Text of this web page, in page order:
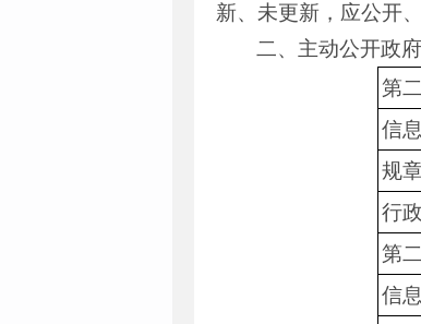
新、未更新，应公开
二、主动公开政
第
信
规
行
第
信